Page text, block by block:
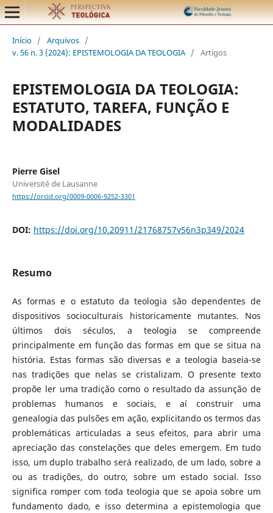
Início / Arquivos /
v. 56 n. 3 (2024): EPISTEMOLOGIA DA TEOLOGIA / Artigos
EPISTEMOLOGIA DA TEOLOGIA:
ESTATUTO, TAREFA, FUNÇÃO E
MODALIDADES
Pierre Gisel
Université de Lausanne
https://orcid.org/0009-0006-9252-3301
DOI: https://doi.org/10.20911/21768757v56n3p349/2024
Resumo
As formas e o estatuto da teologia são dependentes de
dispositivos socioculturais historicamente mutantes. Nos
últimos dois séculos, a teologia se compreende
principalmente em função das formas em que se situa na
história. Estas formas são diversas e a teologia baseia-se
nas tradições que nelas se cristalizam. O presente texto
propõe ler uma tradição como o resultado da assunção de
problemas humanos e sociais, e aí construir uma
genealogia das pulsões em ação, explicitando os termos das
problemáticas articuladas a seus efeitos, para abrir uma
apreciação das constelações que deles emergem. Em tudo
isso, um duplo trabalho será realizado, de um lado, sobre a
ou as tradições, do outro, sobre um estado social. Isso
significa romper com toda teologia que se apoia sobre um
fundamento dado, e isso determina a epistemologia que